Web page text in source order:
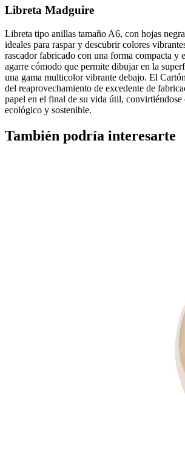
Libreta Madguire
Libreta tipo anillas tamaño A6, con hojas
ideales para raspar y descubrir colores
rascador fabricado con una forma compacta y
agarre cómodo que permite dibujar en la
una gama multicolor vibrante debajo. El
del reaprovechamiento de excedente de
papel en el final de su vida útil, convirtiéndose
ecológico y sostenible.
También podría interesarte